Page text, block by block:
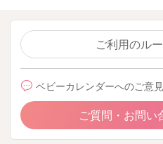
ご利用のル
ベビーカレンダーへのご意
ご質問・お問い